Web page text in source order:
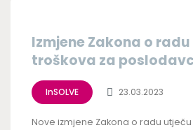
Izmjene Zakona o
troškova za
InSOLVE 23.03.2023
Nove izmjene Zakona o radu